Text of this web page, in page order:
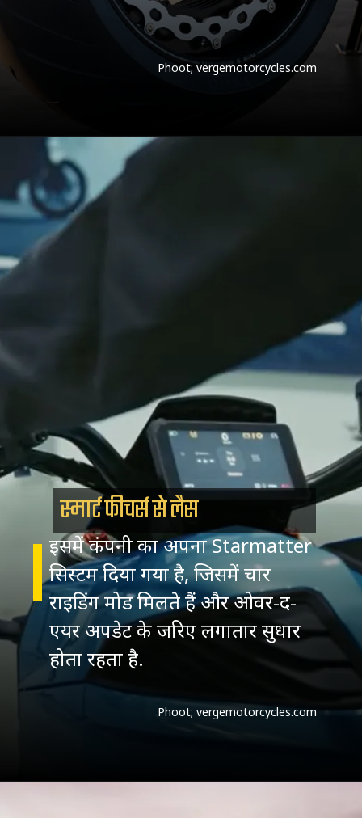
Phoot; vergemotorcycles.com
स्मार्ट फीचर्स से लैस
इसमें कंपनी का अपना Starmatter
सिस्टम दिया गया है, जिसमें चार
राइडिंग मोड मिलते हैं और ओवर-द-
एयर अपडेट के जरिए लगातार सुधार
होता रहता है.
Phoot; vergemotorcycles.com